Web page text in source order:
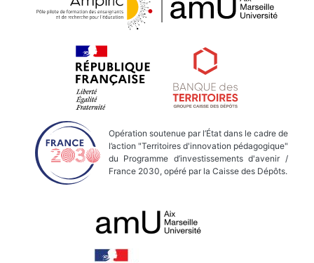
Opération soutenue par l’État dans le cadre de
l’action "Territoires d'innovation pédagogique"
du Programme d’investissements d'avenir /
France 2030, opéré par la Caisse des Dépôts.